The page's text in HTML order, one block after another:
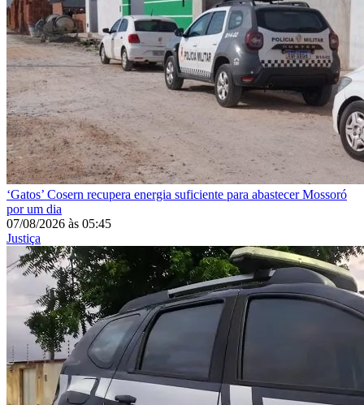
‘Gatos’ Cosern recupera energia suficiente para abastecer Mossoró
por um dia
07/08/2026 às 05:45
Justiça